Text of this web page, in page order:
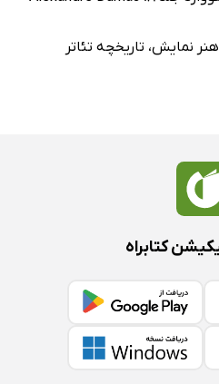
هنر نمایش، تاریخچه تئاتر
کتابراه